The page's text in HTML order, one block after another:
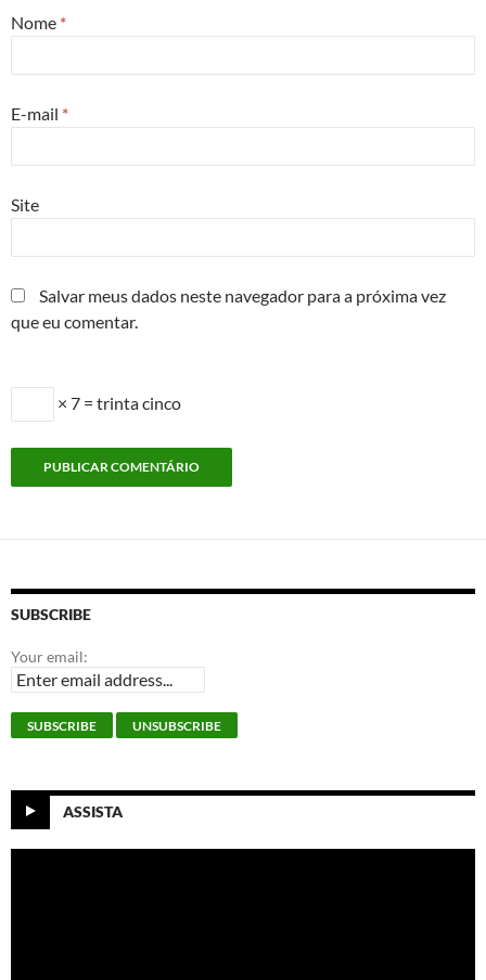
Nome *
E-mail *
Site
Salvar meus dados neste navegador para a próxima vez
que eu comentar.
× 7 = trinta cinco
SUBSCRIBE
Your email:
ASSISTA